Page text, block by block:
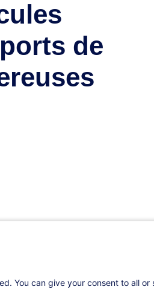
de
You can give your consent to all